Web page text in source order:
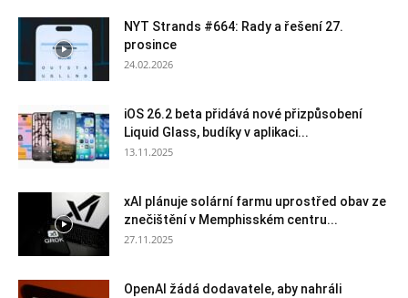
NYT Strands #664: Rady a řešení 27.
prosince
24.02.2026
iOS 26.2 beta přidává nové přizpůsobení
Liquid Glass, budíky v aplikaci...
13.11.2025
xAI plánuje solární farmu uprostřed obav ze
znečištění v Memphisském centru...
27.11.2025
OpenAI žádá dodavatele, aby nahráli